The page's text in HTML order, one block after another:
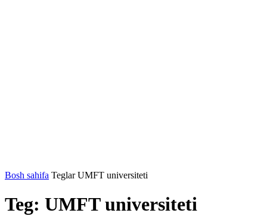
Bosh sahifa Teglar UMFT universiteti
Teg: UMFT universiteti